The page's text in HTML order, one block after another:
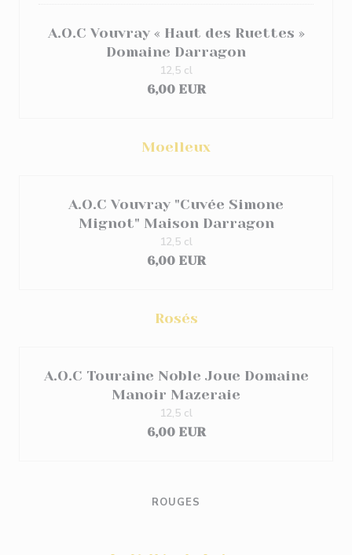
A.O.C Vouvray « Haut des Ruettes »
Domaine Darragon
6,00 EUR
12,5 cl
Moelleux
A.O.C Vouvray "Cuvée Simone
Mignot" Maison Darragon
6,00 EUR
12,5 cl
Rosés
A.O.C Touraine Noble Joue Domaine
Manoir Mazeraie
6,00 EUR
12,5 cl
ROUGES